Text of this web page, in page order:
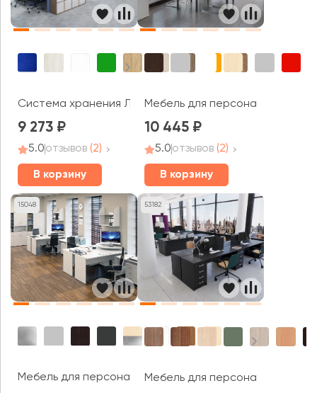
Система хранения Локер Плюс / Locker Plus
9 273
5.0отзывов (2)
В корзину
Мебель для персонала Слим
10 445
5.0отзывов (2)
В корзину
15048
Мебель для персонала Рива / Riva
53182
Мебель для персонала Арго